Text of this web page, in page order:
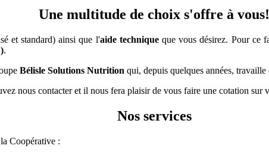
Une multitude de choix s'offre à vous!
et standard) ainsi que l'aide techniqueque vous désirez. Pour ce
.
Bélisle Solutions Nutrition qui, depuis quelques années,
nous contacter et il nous fera plaisir de vous faire une cotation sur
Nos services
Coopérative :